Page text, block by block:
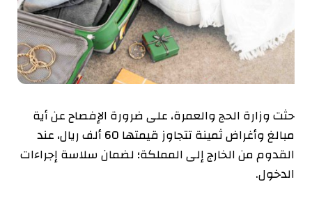
حثت وزارة الحج والعمرة، على ضرورة الإفصاح عن أية
مبالغ وأغراض ثمينة تتجاوز قيمتها 60 ألف ريال، عند
القدوم من الخارج إلى المملكة؛ لضمان سلاسة إجراءات
الدخول.